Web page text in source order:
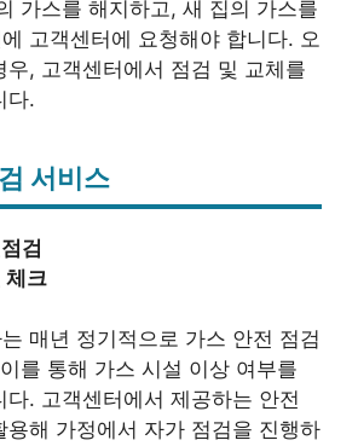
가스를 해지하고, 새 집의 가스를
고객센터에 요청해야 합니다. 오
우, 고객센터에서 점검 및 교체를
다.
서비스
검
체크
매년 정기적으로 가스 안전 점검
를 통해 가스 시설 이상 여부를
다. 고객센터에서 제공하는 안전
용해 가정에서 자가 점검을 진행하